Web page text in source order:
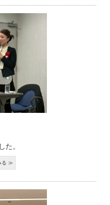
た。